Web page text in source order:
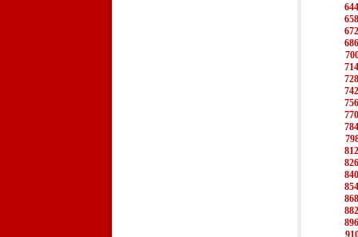
644
658
672
686
714
728
742
756
770
784
812
826
840
854
868
882
896